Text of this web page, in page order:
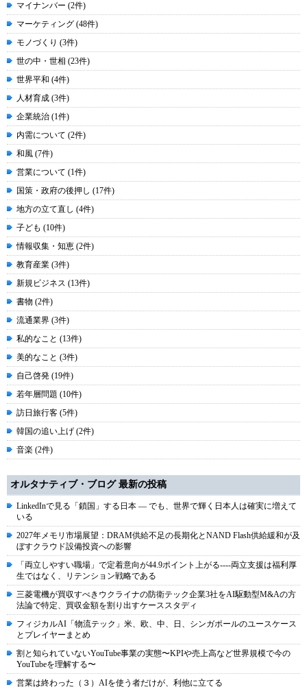
マイナンバー (2件)
マーケティング (48件)
モノづくり (3件)
世の中・世相 (23件)
世界平和 (4件)
人材育成 (3件)
企業統治 (1件)
内需について (2件)
和風 (7件)
営業について (1件)
国策・政府の後押し (17件)
地方の立て直し (4件)
子ども (10件)
情報収集・知恵 (2件)
教育産業 (3件)
新規ビジネス (13件)
書物 (2件)
流通業界 (3件)
私的なこと (13件)
美的なこと (3件)
自己啓発 (19件)
若年層問題 (10件)
訪日旅行客 (5件)
韓国の追い上げ (2件)
音楽 (2件)
オルタナティブ・ブログ 最新の投稿
LinkedInで見る「鎖国」する日本 ― でも、世界で輝く日本人は確実に増えて
いる
2027年メモリ市場展望：DRAM供給不足の長期化とNAND Flash供給緩和が及
ぼすクラウド設備投資への影響
「両立しやすい職場」で定着意向が44.9ポイント上がる----両立支援は福利厚
生ではなく、リテンション戦略である
三菱電機が買収すべきウクライナの防衛テック企業3社をAI駆動型M&Aの方
法論で特定、買収金額を割り出すケーススタディ
フィジカルAI「物流テック」米、欧、中、日、シンガポールのユースケース
とプレイヤーまとめ
割と知られていないYouTube事業の実態〜KPIや売上高など世界規模で今の
YouTubeを理解する〜
営業は終わった（３）AIを使う者だけが、利他に立てる